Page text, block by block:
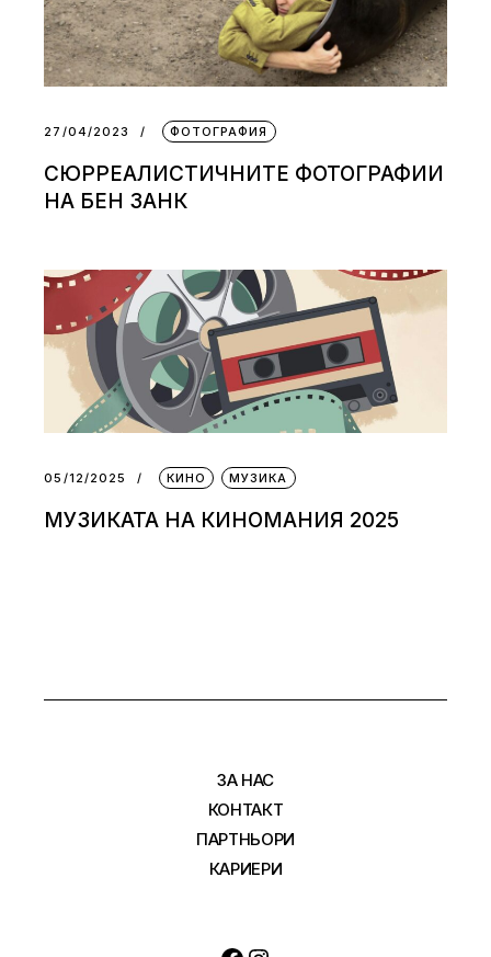
27/04/2023 ФОТОГРАФИЯ
СЮРРЕАЛИСТИЧНИТЕ ФОТОГРАФИИ
НА БЕН ЗАНК
05/12/2025 КИНО МУЗИКА
МУЗИКАТА НА КИНОМАНИЯ 2025
ЗА НАС
КОНТАКТ
ПАРТНЬОРИ
КАРИЕРИ